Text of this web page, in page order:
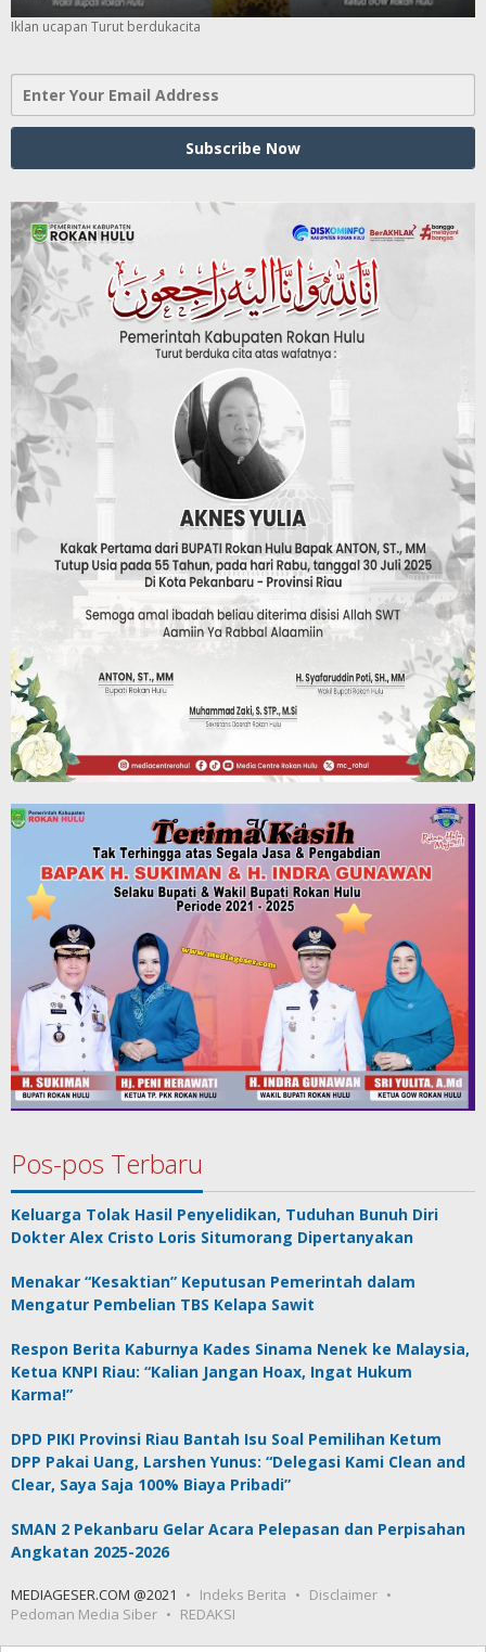
Iklan ucapan Turut berdukacita
Pos-pos Terbaru
Keluarga Tolak Hasil Penyelidikan, Tuduhan Bunuh Diri
Dokter Alex Cristo Loris Situmorang Dipertanyakan
Menakar “Kesaktian” Keputusan Pemerintah dalam
Mengatur Pembelian TBS Kelapa Sawit
Respon Berita Kaburnya Kades Sinama Nenek ke Malaysia,
Ketua KNPI Riau: “Kalian Jangan Hoax, Ingat Hukum
Karma!”
DPD PIKI Provinsi Riau Bantah Isu Soal Pemilihan Ketum
DPP Pakai Uang, Larshen Yunus: “Delegasi Kami Clean and
Clear, Saya Saja 100% Biaya Pribadi”
SMAN 2 Pekanbaru Gelar Acara Pelepasan dan Perpisahan
Angkatan 2025-2026
MEDIAGESER.COM @2021 Indeks Berita
Disclaimer
Pedoman Media Siber
REDAKSI